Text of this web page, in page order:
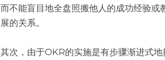
而不能盲目地全盘照搬他人的成功经验
展的关系。
其次，由于OKR的实施是有步骤渐进式